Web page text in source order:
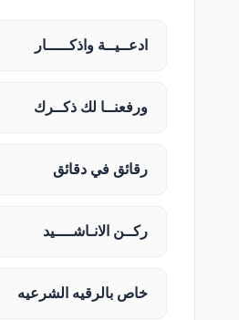
ادعــيــة واذكـــــار
ورفعنــا لك ذكــرك
رقائق في دقائق
ركــن الانـاشــــيد
خاص بالرقيه الشرعيه